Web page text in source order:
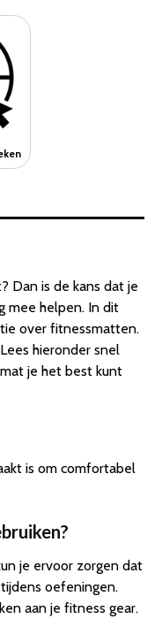
Dan is de kans dat je
mee helpen. In dit
over fitnessmatten.
hieronder snel
je het best kunt
is om comfortabel
je ervoor zorgen dat
oefeningen.
aan je fitness gear.